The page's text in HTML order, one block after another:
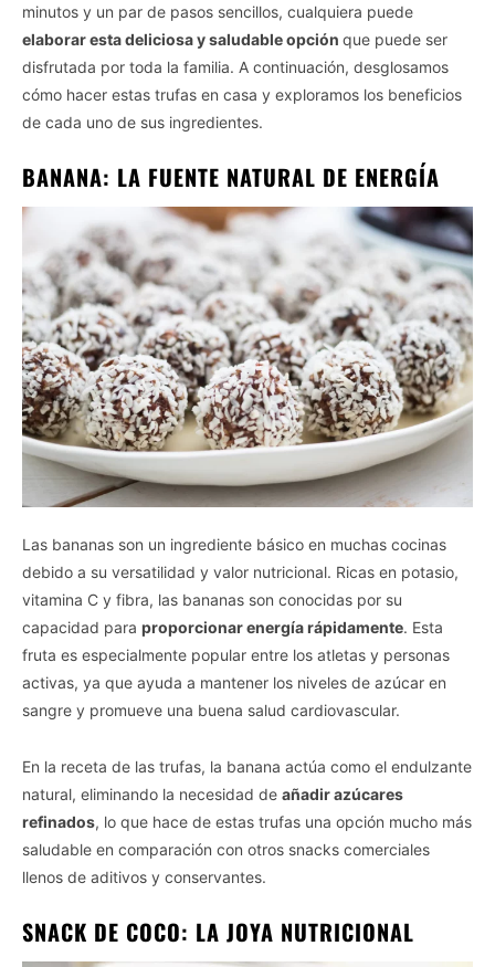
minutos y un par de pasos sencillos, cualquiera puede
elaborar esta deliciosa y saludable opción que puede ser
disfrutada por toda la familia. A continuación, desglosamos
cómo hacer estas trufas en casa y exploramos los beneficios
de cada uno de sus ingredientes.
BANANA: LA FUENTE NATURAL DE ENERGÍA
Las bananas son un ingrediente básico en muchas cocinas
debido a su versatilidad y valor nutricional. Ricas en potasio,
vitamina C y fibra, las bananas son conocidas por su
capacidad para proporcionar energía rápidamente. Esta
fruta es especialmente popular entre los atletas y personas
activas, ya que ayuda a mantener los niveles de azúcar en
sangre y promueve una buena salud cardiovascular.
En la receta de las trufas, la banana actúa como el endulzante
natural, eliminando la necesidad de añadir azúcares
refinados, lo que hace de estas trufas una opción mucho más
saludable en comparación con otros snacks comerciales
llenos de aditivos y conservantes.
SNACK DE COCO: LA JOYA NUTRICIONAL